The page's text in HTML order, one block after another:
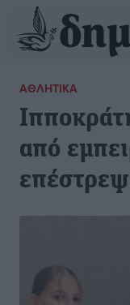
ΑΘΛΗΤΙΚΆ
από